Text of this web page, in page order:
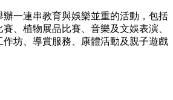
辦一連串教育與娛樂並重的活動，包括
、植物展品比賽、音樂及文娛表演、
坊、導賞服務、康體活動及親子遊戲